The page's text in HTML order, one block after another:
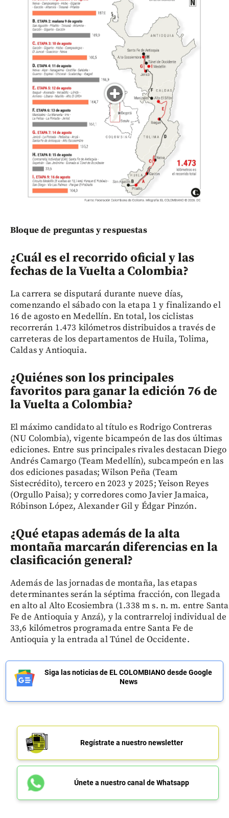
Bloque de preguntas y respuestas
¿Cuál es el recorrido oficial y las
fechas de la Vuelta a Colombia?
La carrera se disputará durante nueve días,
comenzando el sábado con la etapa 1 y finalizando el
16 de agosto en Medellín. En total, los ciclistas
recorrerán 1.473 kilómetros distribuidos a través de
carreteras de los departamentos de Huila, Tolima,
Caldas y Antioquia.
¿Quiénes son los principales
favoritos para ganar la edición 76 de
la Vuelta a Colombia?
El máximo candidato al título es Rodrigo Contreras
(NU Colombia), vigente bicampeón de las dos últimas
ediciones. Entre sus principales rivales destacan Diego
Andrés Camargo (Team Medellín), subcampeón en las
dos ediciones pasadas; Wilson Peña (Team
Sistecrédito), tercero en 2023 y 2025; Yeison Reyes
(Orgullo Paisa); y corredores como Javier Jamaica,
Róbinson López, Alexander Gil y Édgar Pinzón.
¿Qué etapas además de la alta
montaña marcarán diferencias en la
clasificación general?
Además de las jornadas de montaña, las etapas
determinantes serán la séptima fracción, con llegada
en alto al Alto Ecosiembra (1.338 m s. n. m. entre Santa
Fe de Antioquia y Anzá), y la contrarreloj individual de
33,6 kilómetros programada entre Santa Fe de
Antioquia y la entrada al Túnel de Occidente.
Siga las noticias de EL COLOMBIANO desde Google
News
Regístrate a nuestro newsletter
Únete a nuestro canal de Whatsapp